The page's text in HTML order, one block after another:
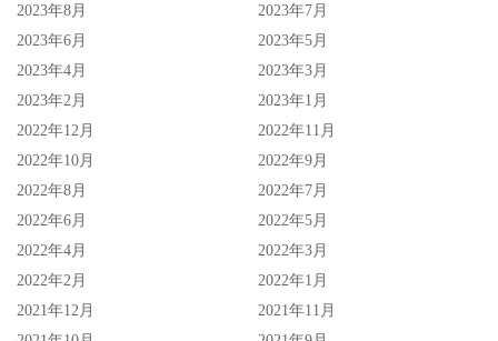
2023年8月
2023年7月
2023年6月
2023年5月
2023年4月
2023年3月
2023年2月
2023年1月
2022年12月
2022年11月
2022年10月
2022年9月
2022年8月
2022年7月
2022年6月
2022年5月
2022年4月
2022年3月
2022年2月
2022年1月
2021年12月
2021年11月